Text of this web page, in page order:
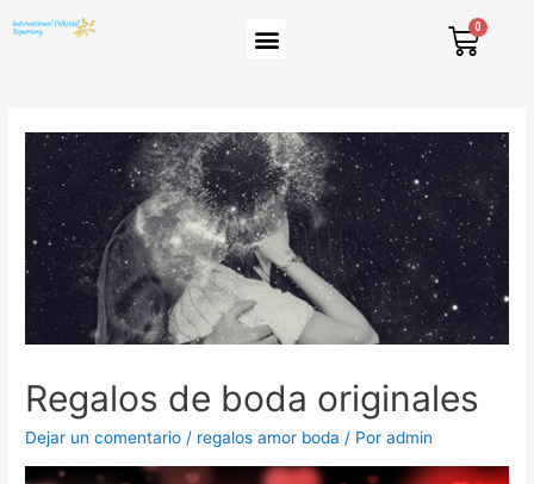
Regalos de boda originales
Dejar un comentario / regalos amor boda / Poradmin